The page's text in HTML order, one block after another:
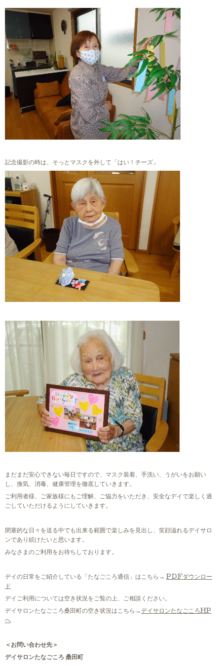
記念撮影の時は、そっとマスクを外して「はい！チーズ」
まだまだ安心できない毎日ですので、マスク装着、手洗い、うがいをお願い
し、換気、消毒、健康管理を徹底していきます。
ご利用者様、ご家族様にもご理解、ご協力をいただき、安全なデイで楽しく過
ごしていただけるようにしていきます。
閉塞的な日々を送る中でも出来る範囲で楽しみを見出し、笑顔溢れるデイサロ
ンであり続けたいと思います。
みなさまのご利用をお待ちしております。
デイの日常をご紹介している「たなごころ通信」はこちら→ PDFダウンロー
ド
デイご利用については空き状況をご覧の上、ご相談ください。
デイサロンたなごころ桑田町の空き状況はこちら→デイサロンたなごころHP
へ
＜お問い合わせ先＞
デイサロンたなごころ 桑田町